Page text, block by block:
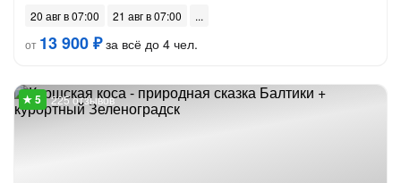
20 авг в 07:00
21 авг в 07:00
от 13 900 ₽за всё до 4 чел.
225 отзывов